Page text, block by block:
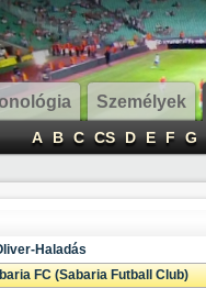
Személyek
A B C CS D E F G
Haladás
FC (Sabaria Futball Club)